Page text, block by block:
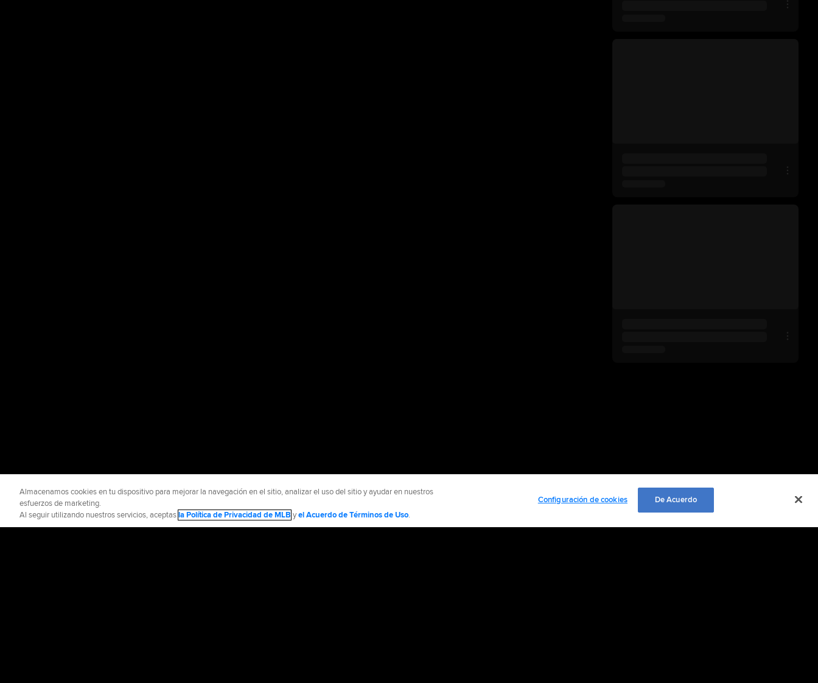
Almacenamos cookies en tu dispositivo para mejorar la navegación en el sitio, analizar el uso del sitio y ayudar en nuestros
esfuerzos de marketing.
Al seguir utilizando nuestros servicios, aceptasla Política de Privacidad de MLB yel Acuerdo de Términos de Uso.
Configuración de cookies De Acuerdo